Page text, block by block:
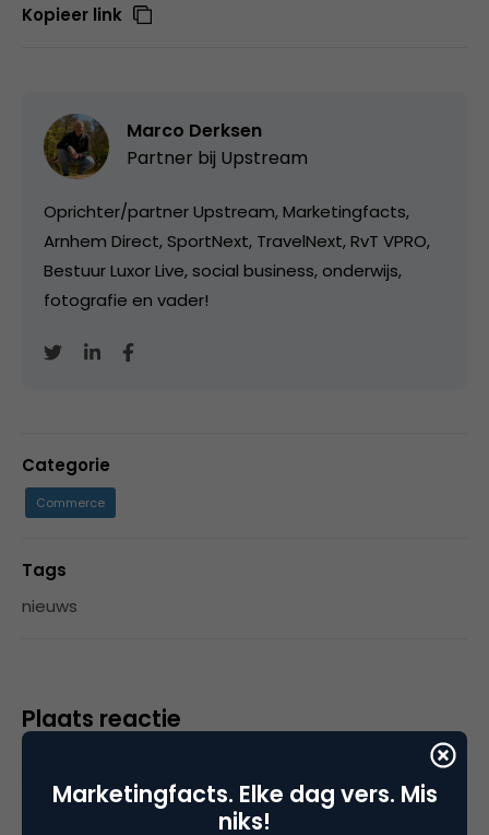
Kopieer link
Marco Derksen
Partner bij Upstream
Oprichter/partner Upstream, Marketingfacts,
Arnhem Direct, SportNext, TravelNext, RvT VPRO,
Bestuur Luxor Live, social business, onderwijs,
fotografie en vader!
Categorie
Commerce
Tags
nieuws
Plaats reactie
plaatsen.
Marketingfacts. Elke dag vers. Mis
niks!